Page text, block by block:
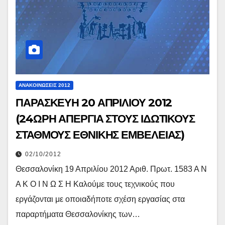
ΑΝΑΚΟΙΝΏΣΕΙΣ 2012
ΠΑΡΑΣΚΕΥΗ 20 ΑΠΡΙΛΙΟΥ 2012
(24ΩΡΗ ΑΠΕΡΓΙΑ ΣΤΟΥΣ ΙΔΩΤΙΚΟΥΣ
ΣΤΑΘΜΟΥΣ ΕΘΝΙΚΗΣ ΕΜΒΕΛΕΙΑΣ)
02/10/2012
Θεσσαλονίκη 19 Απριλίου 2012 Αριθ. Πρωτ. 1583 Α Ν
Α Κ Ο Ι Ν Ω Σ Η Καλούμε τους τεχνικούς που
εργάζονται με οποιαδήποτε σχέση εργασίας στα
παραρτήματα Θεσσαλονίκης των…